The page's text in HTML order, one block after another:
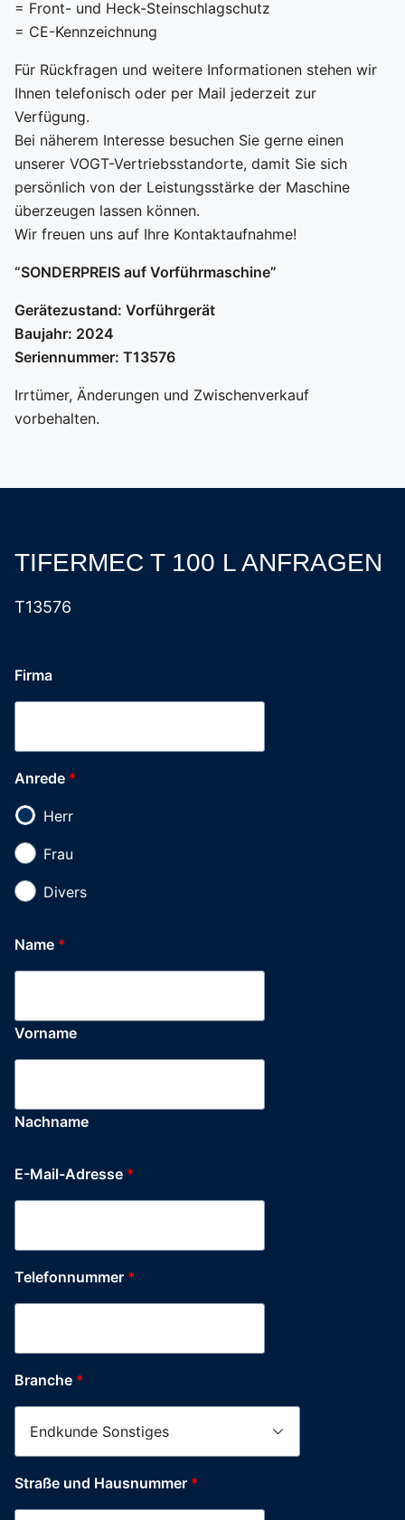
= Front- und Heck-Steinschlagschutz
= CE-Kennzeichnung
Für Rückfragen und weitere Informationen stehen wir
Ihnen telefonisch oder per Mail jederzeit zur
Verfügung.
Bei näherem Interesse besuchen Sie gerne einen
unserer VOGT-Vertriebsstandorte, damit Sie sich
persönlich von der Leistungsstärke der Maschine
überzeugen lassen können.
Wir freuen uns auf Ihre Kontaktaufnahme!
“SONDERPREIS auf Vorführmaschine”
Gerätezustand: Vorführgerät
Baujahr: 2024
Seriennummer: T13576
Irrtümer, Änderungen und Zwischenverkauf
vorbehalten.
TIFERMEC T 100 L ANFRAGEN
T13576
Firma
Anrede *
Herr
Frau
Divers
Name *
Vorname
Nachname
E-
Mail-
Hausnummer
Name
E-Mail-Adresse *
Telefonnummer *
Branche *
Straße und Hausnummer *